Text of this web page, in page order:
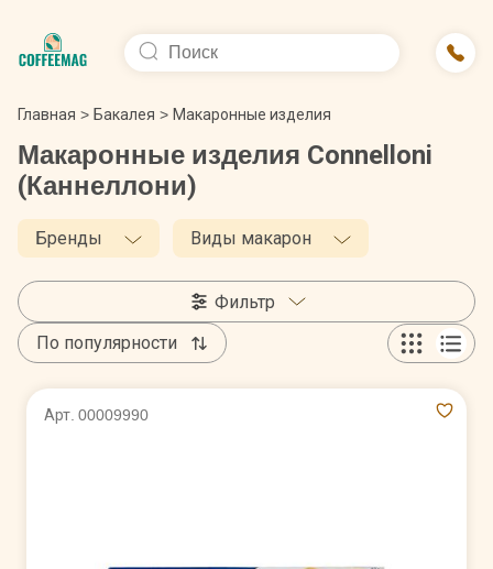
Главная > Бакалея > Макаронные изделия
Макаронные изделия Connelloni
(Каннеллони)
Бренды Виды макарон
Фильтр
По популярности
Арт. 00009990